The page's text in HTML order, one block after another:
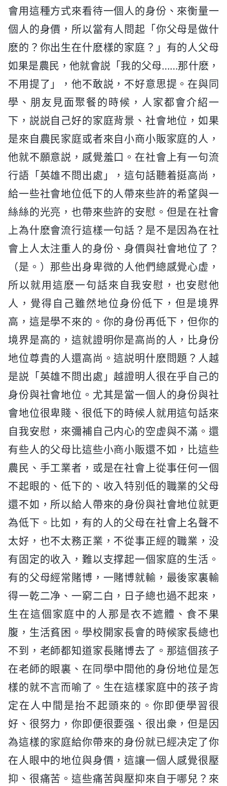
會用這種方式來看待一個人的身份、來衡量一
個人的身價，所以當有人問起「你父母是做什
麽的？你出生在什麽樣的家庭？」有的人父母
如果是農民，他就會説「我的父母……那什麽，
不用提了」，他不敢説，不好意思提。在與同
學、朋友見面聚餐的時候，人家都會介紹一
下，説説自己好的家庭背景、社會地位，如果
是來自農民家庭或者來自小商小販家庭的人，
他就不願意説，感覺羞口。在社會上有一句流
行語「英雄不問出處」，這句話聽着挺高尚，
給一些社會地位低下的人帶來些許的希望與一
絲絲的光亮，也帶來些許的安慰。但是在社會
上為什麽會流行這樣一句話？是不是因為在社
會上人太注重人的身份、身價與社會地位了？
（是。）那些出身卑微的人他們總感覺心虚，
所以就用這麽一句話來自我安慰，也安慰他
人，覺得自己雖然地位身份低下，但是境界
高，這是學不來的。你的身份再低下，但你的
境界是高的，這就證明你是高尚的人，比身份
地位尊貴的人還高尚。這説明什麽問題？人越
是説「英雄不問出處」越證明人很在乎自己的
身份與社會地位。尤其是當一個人的身份與社
會地位很卑賤、很低下的時候人就用這句話來
自我安慰，來彌補自己内心的空虚與不滿。還
有些人的父母比這些小商小販還不如，比這些
農民、手工業者，或是在社會上從事任何一個
不起眼的、低下的、收入特别低的職業的父母
還不如，所以給人帶來的身份與社會地位就更
為低下。比如，有的人的父母在社會上名聲不
太好，也不太務正業，不從事正經的職業，没
有固定的收入，難以支撑起一個家庭的生活。
有的父母經常賭博，一賭博就輸，最後家裏輸
得一乾二净、一窮二白，日子總也過不起來，
生在這個家庭中的人那是衣不遮體、食不果
腹，生活貧困。學校開家長會的時候家長總也
不到，老師都知道家長賭博去了。那這個孩子
在老師的眼裏、在同學中間他的身份地位是怎
樣的就不言而喻了。生在這樣家庭中的孩子肯
定在人中間是抬不起頭來的。你即便學習很
好、很努力，你即便很要强、很出衆，但是因
為這樣的家庭給你帶來的身份就已經决定了你
在人眼中的地位與身價，這讓一個人感覺很壓
抑、很痛苦。這些痛苦與壓抑來自于哪兒？來